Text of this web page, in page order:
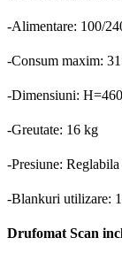
-Alimentare: 100/
-Consum maxim:
-Dimensiuni:
-Greutate: 16 kg
-Presiune:
-Blankuri utilizare:
Drufomat Scan